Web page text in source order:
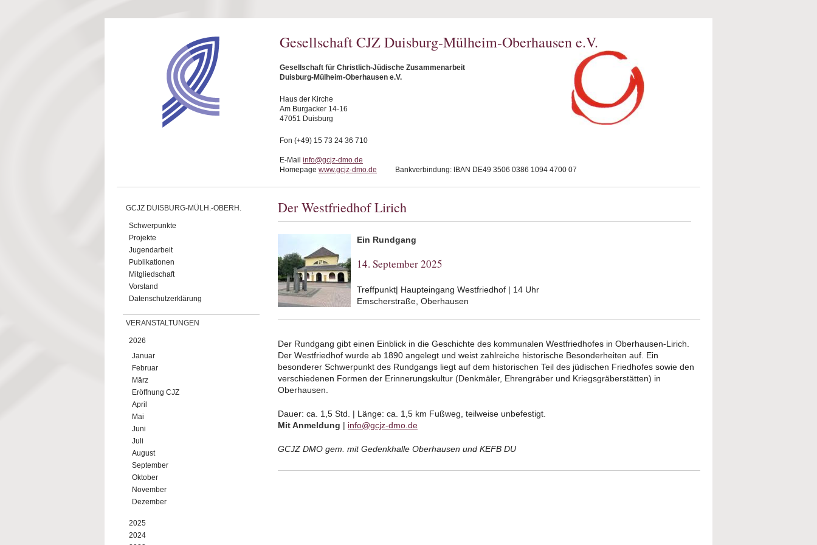
Gesellschaft CJZ Duisburg-Mülheim-Oberhausen e.V.
Gesellschaft für Christlich-Jüdische Zusammenarbeit
Duisburg-Mülheim-Oberhausen e.V.
Haus der Kirche
Am Burgacker 14-16
47051 Duisburg
Fon (+49) 15 73 24 36 710
E-Mail info@gcjz-dmo.de
Homepage www.gcjz-dmo.de Bankverbindung: IBAN DE49 3506 0386 1094 4700 07
GCJZ DUISBURG-MÜLH.-OBERH.
Schwerpunkte
Projekte
Jugendarbeit
Publikationen
Mitgliedschaft
Vorstand
Datenschutzerklärung
VERANSTALTUNGEN
2026
Januar
Februar
März
Eröffnung CJZ
April
Mai
Juni
Juli
August
September
Oktober
November
Dezember
2025
2024
Der Westfriedhof Lirich
Ein Rundgang
14. September 2025
Treffpunkt| Haupteingang Westfriedhof | 14 Uhr
Emscherstraße, Oberhausen
Der Rundgang gibt einen Einblick in die Geschichte des kommunalen Westfriedhofes in Oberhausen-Lirich.
Der Westfriedhof wurde ab 1890 angelegt und weist zahlreiche historische Besonderheiten auf. Ein
besonderer Schwerpunkt des Rundgangs liegt auf dem historischen Teil des jüdischen Friedhofes sowie den
verschiedenen Formen der Erinnerungskultur (Denkmäler, Ehrengräber und Kriegsgräberstätten) in
Oberhausen.
Dauer: ca. 1,5 Std. | Länge: ca. 1,5 km Fußweg, teilweise unbefestigt.
Mit Anmeldung | info@gcjz-dmo.de
GCJZ DMO gem. mit Gedenkhalle Oberhausen und KEFB DU